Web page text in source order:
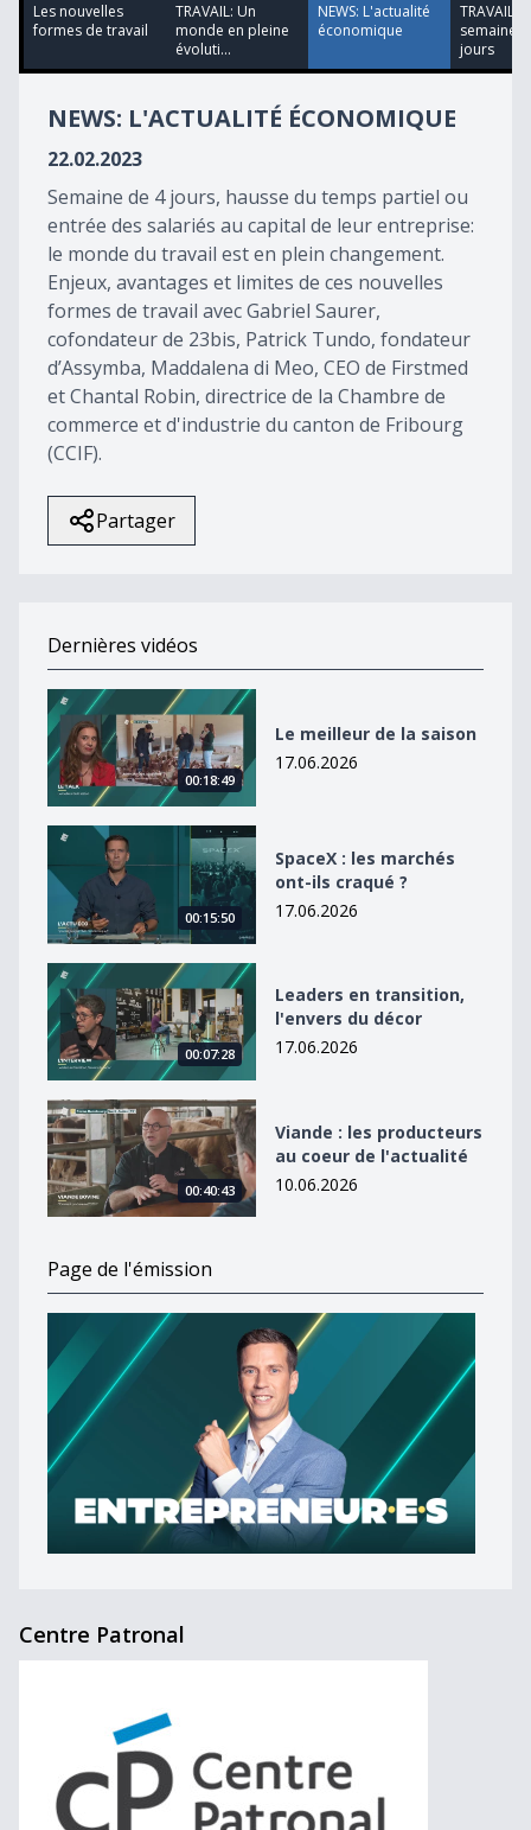
minutes,
12
Les nouvelles
formes de travail
TRAVAIL: Un
monde en pleine
évoluti...
NEWS: L'actualité
économique
TRAVAIL:
semaine
jours
NEWS: L'ACTUALITÉ ÉCONOMIQUE
22.02.2023
Semaine de 4 jours, hausse du temps partiel ou
entrée des salariés au capital de leur entreprise:
le monde du travail est en plein changement.
Enjeux, avantages et limites de ces nouvelles
formes de travail avec Gabriel Saurer,
cofondateur de 23bis, Patrick Tundo, fondateur
d’Assymba, Maddalena di Meo, CEO de Firstmed
et Chantal Robin, directrice de la Chambre de
commerce et d'industrie du canton de Fribourg
(CCIF).
Partager
Dernières vidéos
Le meilleur de la saison
00:18:49
Le meilleur de la saison
17.06.2026
SpaceX : les marchés ont-ils craqué ?
00:15:50
SpaceX : les marchés
ont-ils craqué ?
17.06.2026
Leaders en transition, l&#039;envers du décor
00:07:28
Leaders en transition,
l'envers du décor
17.06.2026
Viande : les producteurs au coeur de l&#039;actualité
00:40:43
Viande : les producteurs
au coeur de l'actualité
10.06.2026
Page de l'émission
Centre Patronal